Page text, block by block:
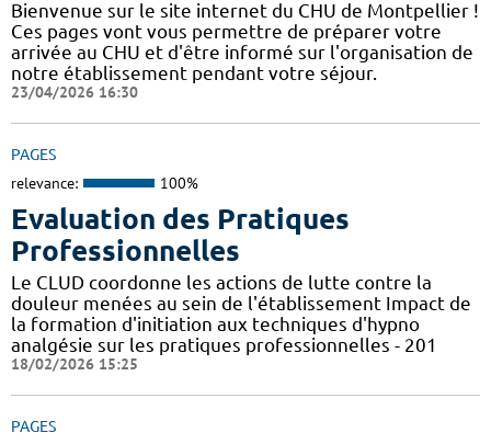
Bienvenue sur le site internet du CHU de Montpellier !
Ces pages vont vous permettre de préparer votre
arrivée au CHU et d'être informé sur l'organisation de
notre établissement pendant votre séjour.
23/04/2026 16:30
PAGES
relevance: 100%
Evaluation des Pratiques
Professionnelles
Le CLUD coordonne les actions de lutte contre la
douleur menées au sein de l'établissement Impact de
la formation d'initiation aux techniques d'hypno
analgésie sur les pratiques professionnelles - 201
18/02/2026 15:25
PAGES